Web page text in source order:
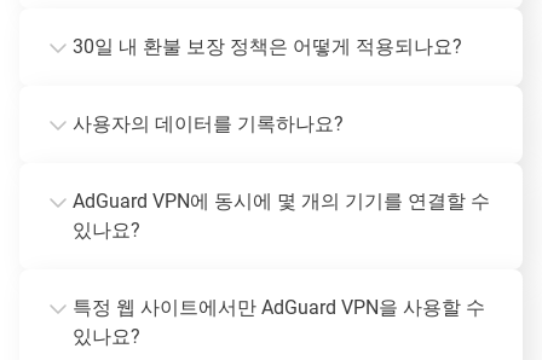
30일 내 환불 보장 정책은 어떻게 적용되나요?
사용자의 데이터를 기록하나요?
AdGuard VPN에 동시에 몇 개의 기기를 연결할 수
있나요?
특정 웹 사이트에서만 AdGuard VPN을 사용할 수
있나요?